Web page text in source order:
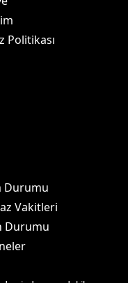
Politikası
Durumu
Vakitleri
Durumu